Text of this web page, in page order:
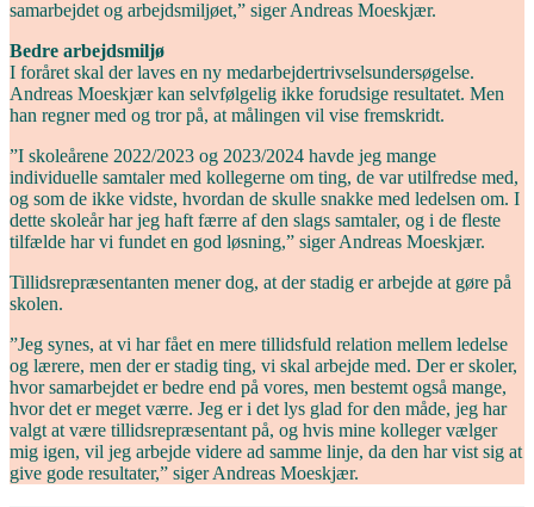
samarbejdet og arbejdsmiljøet,” siger Andreas Moeskjær.
Bedre arbejdsmiljø
I foråret skal der laves en ny medarbejdertrivselsundersøgelse.
Andreas Moeskjær kan selvfølgelig ikke forudsige resultatet. Men
han regner med og tror på, at målingen vil vise fremskridt.
”I skoleårene 2022/2023 og 2023/2024 havde jeg mange
individuelle samtaler med kollegerne om ting, de var utilfredse med,
og som de ikke vidste, hvordan de skulle snakke med ledelsen om. I
dette skoleår har jeg haft færre af den slags samtaler, og i de fleste
tilfælde har vi fundet en god løsning,” siger Andreas Moeskjær.
Tillidsrepræsentanten mener dog, at der stadig er arbejde at gøre på
skolen.
”Jeg synes, at vi har fået en mere tillidsfuld relation mellem ledelse
og lærere, men der er stadig ting, vi skal arbejde med. Der er skoler,
hvor samarbejdet er bedre end på vores, men bestemt også mange,
hvor det er meget værre. Jeg er i det lys glad for den måde, jeg har
valgt at være tillidsrepræsentant på, og hvis mine kolleger vælger
mig igen, vil jeg arbejde videre ad samme linje, da den har vist sig at
give gode resultater,” siger Andreas Moeskjær.